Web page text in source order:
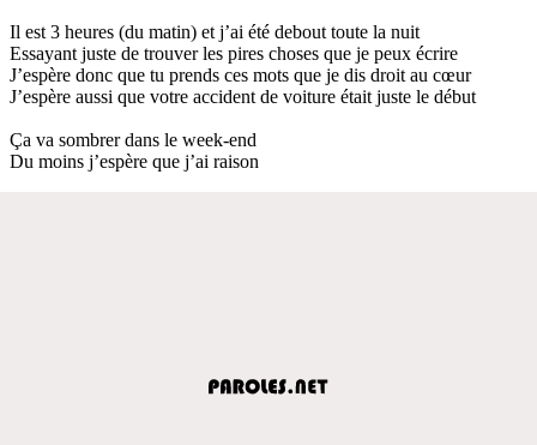
Il est 3 heures (du matin) et j’ai été debout toute la nuit
Essayant juste de trouver les pires choses que je peux écrire
J’espère donc que tu prends ces mots que je dis droit au cœur
J’espère aussi que votre accident de voiture était juste le début
Ça va sombrer dans le week-end
Du moins j’espère que j’ai raison